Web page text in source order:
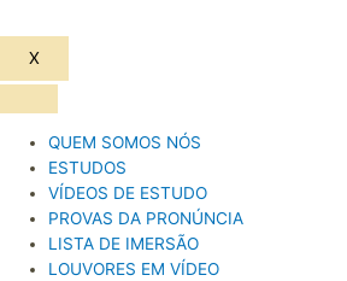
X
QUEM SOMOS NÓS
ESTUDOS
VÍDEOS DE ESTUDO
PROVAS DA PRONÚNCIA
LISTA DE IMERSÃO
LOUVORES EM VÍDEO